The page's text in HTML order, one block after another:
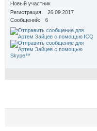
Новый участник
Регистрация
26.09.2017
Сообщений
6